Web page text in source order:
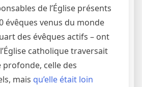
de l’Église présents
évêques venus du monde
des évêques actifs – ont
catholique traversait
profonde, celle des
mais qu’elle était loin